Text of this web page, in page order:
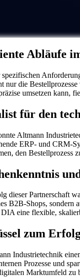
Abläufe
nur die
umsetzen kann,
für den
Altmann
ERP- und
den Bestellprozess
dieser Partnerschaft
B2B-Shops,
eine flexible,
zum
Industrietechnik
Prozesse und
Marktumfeld zu